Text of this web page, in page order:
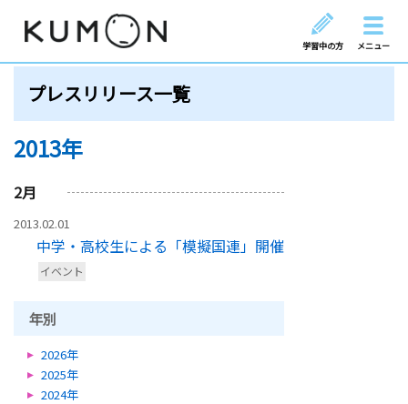
学習中の方 メニュー
プレスリリース一覧
2013年
2月
2013.02.01
中学・高校生による「模擬国連」開催
イベント
年別
2026年
2025年
2024年